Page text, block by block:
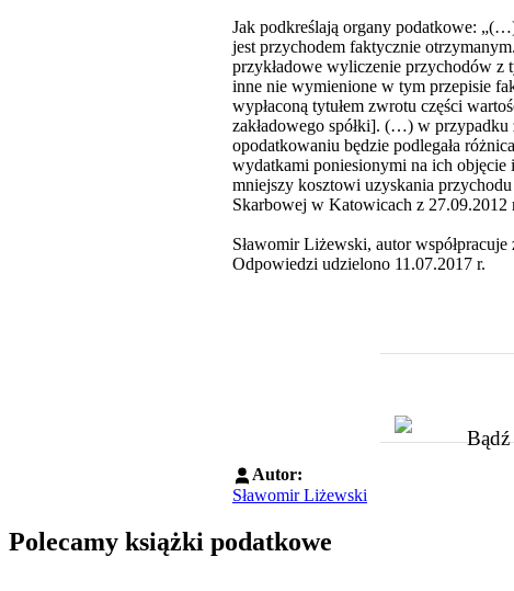
Jak podkreślają organy podatkowe:
jest przychodem faktycznie
przykładowe wyliczenie przychodów z
inne nie wymienione w tym przepisie
wypłaconą tytułem zwrotu części
zakładowego spółki]. (…) w przypadku
opodatkowaniu będzie podlegała
wydatkami poniesionymi na ich objęcie
mniejszy kosztowi uzyskania
Skarbowej w Katowicach z
Sławomir Liżewski, autor
Odpowiedzi udzielono 11.07.2017 r.
Autor:
Sławomir Liżewski
Polecamy książki podatkowe